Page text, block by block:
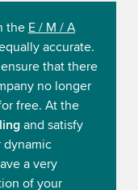
the E / M / A
accurate.
that there
no longer
free. At the
and satisfy
dynamic
a very
of your